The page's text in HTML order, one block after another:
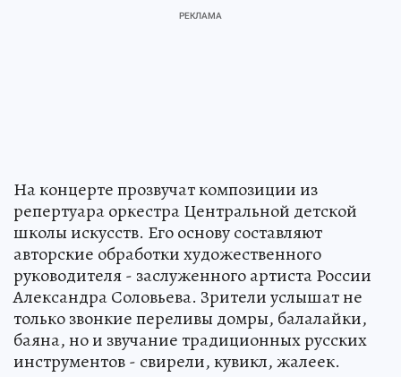
На концерте прозвучат композиции из
репертуара оркестра Центральной детской
школы искусств. Его основу составляют
авторские обработки художественного
руководителя - заслуженного артиста России
Александра Соловьева. Зрители услышат не
только звонкие переливы домры, балалайки,
баяна, но и звучание традиционных русских
инструментов - свирели, кувикл, жалеек.